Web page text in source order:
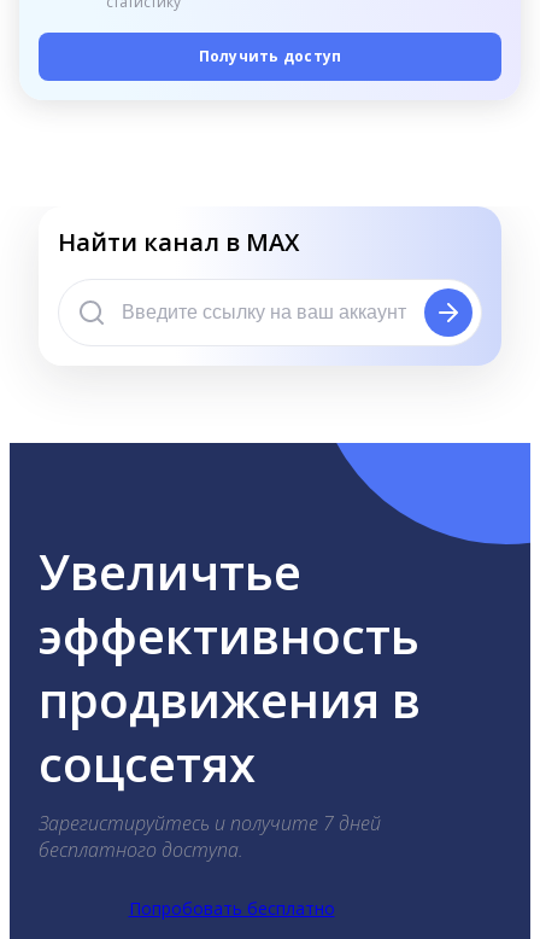
Получить доступ
Найти канал в MAX
Увеличтье
эффективность
продвижения в
соцсетях
Зарегистируйтесь и получите 7 дней
бесплатного доступа.
Попробовать бесплатно